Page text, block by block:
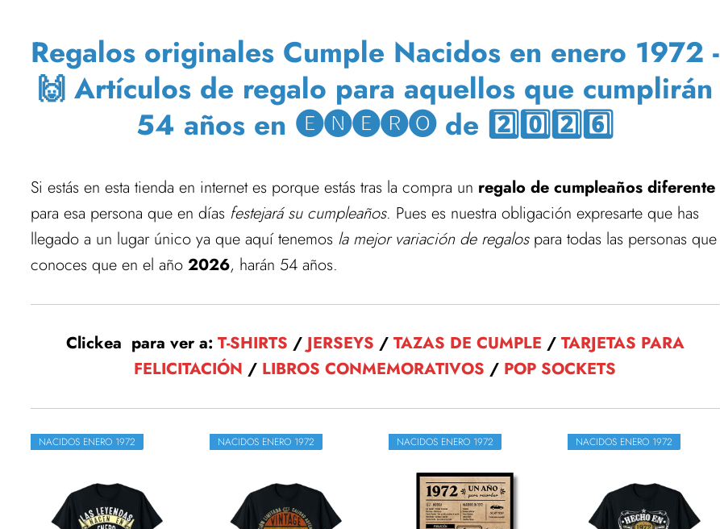
Regalos originales Cumple Nacidos en enero 1972 -
🙌 Artículos de regalo para aquellos que cumplirán
54 años en 🅔🅝🅔🅡🅞 de 2️⃣0️⃣2️⃣6️⃣
Si estás en esta tienda en internet es porque estás tras la compra un regalo de cumpleaños diferente
para esa persona que en días festejará su cumpleaños. Pues es nuestra obligación expresarte que has
llegado a un lugar único ya que aquí tenemos la mejor variación de regalospara todas las personas que
conoces que en el año 2026, harán 54 años.
Clickea para ver a: T-SHIRTS /JERSEYS / TAZAS DE CUMPLE / TARJETAS PARA
FELICITACIÓN / LIBROS CONMEMORATIVOS / POP SOCKETS
NACIDOS ENERO 1972 NACIDOS ENERO 1972 NACIDOS ENERO 1972 NACIDOS ENERO 1972